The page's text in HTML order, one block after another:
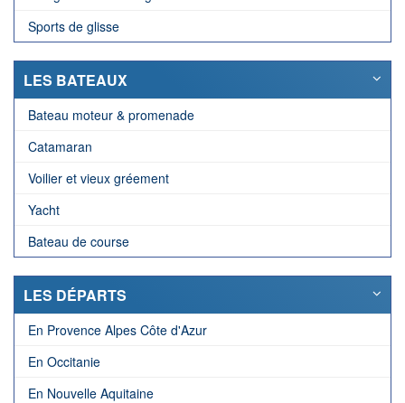
Sports de glisse
LES BATEAUX
Bateau moteur & promenade
Catamaran
Voilier et vieux gréement
Yacht
Bateau de course
LES DÉPARTS
En Provence Alpes Côte d'Azur
En Occitanie
En Nouvelle Aquitaine